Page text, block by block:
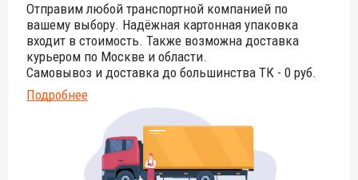
Отправим любой транспортной компанией по
вашему выбору. Надёжная картонная упаковка
входит в стоимость. Также возможна доставка
курьером по Москве и области.
Самовывоз и доставка до большинства ТК - 0 руб.
Подробнее